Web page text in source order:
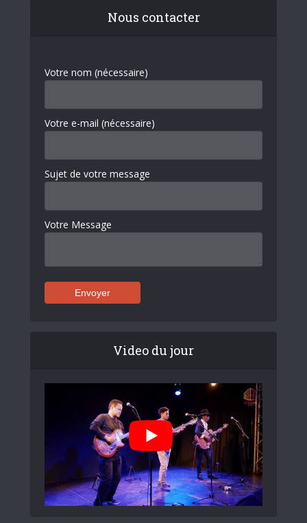
Nous contacter
Votre nom (nécessaire)
Votre e-mail (nécessaire)
Sujet de votre message
Votre Message
Video du jour